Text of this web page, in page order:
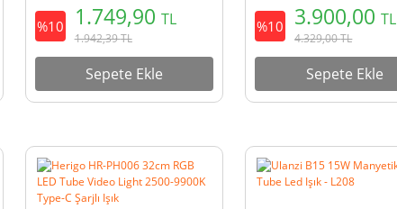
%10 1.749,90 TL
1.942,39TL
Sepete Ekle
%10 3.900,00TL
4.329,00TL
Sepete Ekle